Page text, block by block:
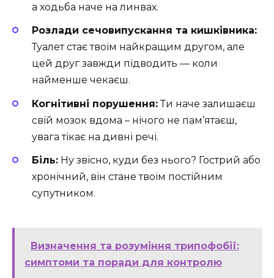
а ходьба наче на линвах.
Розлади сечовипускання та кишківника:
Туалет стає твоїм найкращим другом, але
цей друг завжди підводить — коли
найменше чекаєш.
Когнітивні порушення:Ти наче залишаєш
свій мозок вдома – нічого не пам’ятаєш,
увага тікає на дивні речі.
Біль: Ну звісно, куди без нього? Гострий або
хронічний, він стане твоїм постійним
супутником.
Визначення та розуміння трипофобії:
симптоми та поради для контролю